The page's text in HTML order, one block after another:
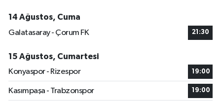
14 Ağustos, Cuma
Galatasaray - Çorum FK
21:30
15 Ağustos, Cumartesi
Konyaspor - Rizespor
19:00
Kasımpaşa - Trabzonspor 19:00